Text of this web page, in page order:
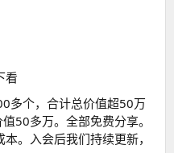
看
多个，合计总价值超50万
50多万。全部免费分享。
。入会后我们持续更新，